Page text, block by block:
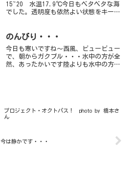
15~20 水温17.9℃今日もベタベタな海
でした。透明度も依然よい状態をキープ
すごいですよ！いままでどこに行ってた
のんびり・・・
今日も寒いですね～西風、ビュービュー
で、朝からガクブル・・・水中の方が全
然、あったかいです陸よりも水中の方が
プロジェクト・オクトパス！ photo by 橋本さ
ん
今は静かです・・・